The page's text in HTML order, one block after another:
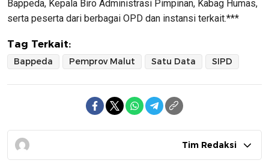
Bappeda, Kepala Biro Administrasi Pimpinan, Kabag Humas,
serta peserta dari berbagai OPD dan instansi terkait.***
Tag Terkait:
Bappeda Pemprov Malut Satu Data SIPD
Tim Redaksi